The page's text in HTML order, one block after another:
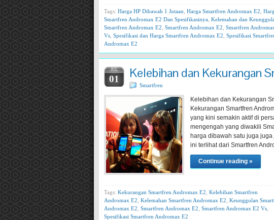
Tags: Harga HP Dibawah 1 Jutaan Harga Smartfren Andromax E2
Smartfren Andromax E2 Dan Spesifikasinya, Kelemahan dan
Smartfren Andromax E2 Smartfren Andromax E2 Smartfren
Vs, Spesifikasi dan Harga Smartfren Andromax E2 Spesifikasi
Andromax E2
JUL
01 Kelebihan dan Kekurangan
Smartfren
Kelebihan dan Kekurangan
Kekurangan Smartfren
yang kini semakin aktif di
mengengah yang diwakili
harga dibawah satu juga
ini terlihat dari Smartfren
Continue reading »
Tags: Kekurangan Smartfren Andromax E2 Kelebihan Smartfren
Andromax E2 Kelemahan Smartfren Andromax E2 Keunggulan
Andromax E2 Smartfren Andromax E2 Smartfren Andromax E2 Vs,
Spesifikasi Smartfren Andromax E2